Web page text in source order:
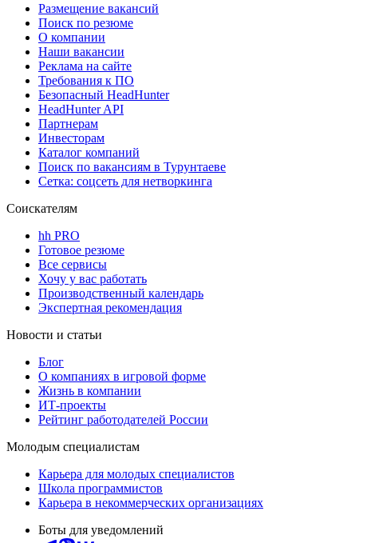
Размещение вакансий
Поиск по резюме
О компании
Наши вакансии
Реклама на сайте
Требования к ПО
Безопасный HeadHunter
HeadHunter API
Партнерам
Инвесторам
Каталог компаний
Поиск по вакансиям в Турунтаеве
Сетка: соцсеть для нетворкинга
Соискателям
hh PRO
Готовое резюме
Все сервисы
Хочу у вас работать
Производственный календарь
Экспертная рекомендация
Новости и статьи
Блог
О компаниях в игровой форме
Жизнь в компании
ИТ-проекты
Рейтинг работодателей России
Молодым специалистам
Карьера для молодых специалистов
Школа программистов
Карьера в некоммерческих организациях
Боты для уведомлений